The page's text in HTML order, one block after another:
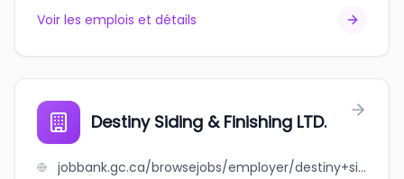
Voir les emplois et détails
Destiny Siding & Finishing LTD.
jobbank.gc.ca/browsejobs/employer/destiny+siding+%26+finishing+ltd./ca